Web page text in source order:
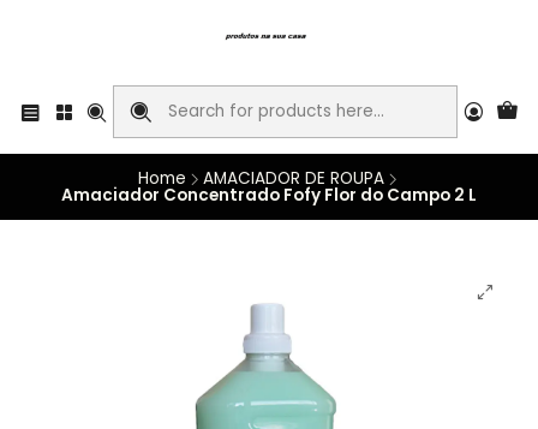
Home AMACIADOR DE ROUPA
Amaciador Concentrado Fofy Flor do Campo 2 L